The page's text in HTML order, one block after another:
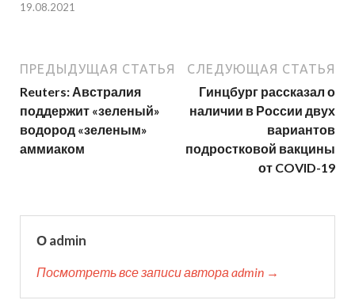
19.08.2021
ПРЕДЫДУЩАЯ СТАТЬЯ
Reuters: Австралия
поддержит «зеленый»
водород «зеленым»
аммиаком
СЛЕДУЮЩАЯ СТАТЬЯ
Гинцбург рассказал о
наличии в России двух
вариантов
подростковой вакцины
от COVID-19
О admin
Посмотреть все записи автора admin →